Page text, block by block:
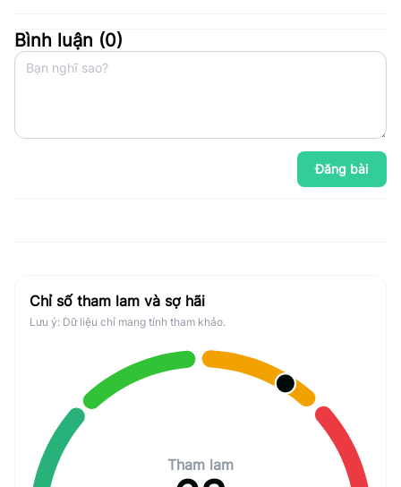
Bình luận (0)
Đăng bài
Chỉ số tham lam và sợ hãi
Lưu ý: Dữ liệu chỉ mang tính tham khảo.
Tham lam